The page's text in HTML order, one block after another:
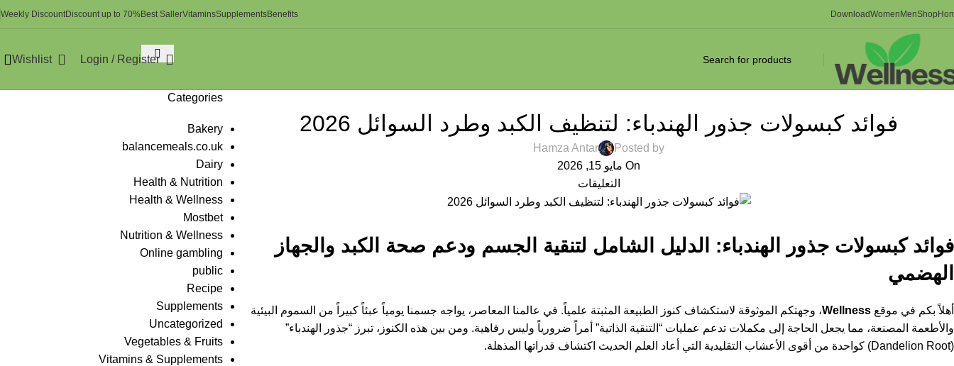
Shop
Men
Women
Download
Benefits
Supplements
Vitamins
Best Saller
Discount up to 70%
Weekly Discount
Login / Register
Wishlist
فوائد كبسولات جذور الهندباء: لتنظيف الكبد وطرد السوائل 2026
Posted by
Hamza Antar
On مايو 15, 2026
التعليقات
فوائد كبسولات جذور الهندباء: الدليل الشامل لتنقية الجسم ودعم صحة الكبد والجهاز
الهضمي
أهلاً بكم في موقع Wellness، وجهتكم الموثوقة لاستكشاف كنوز الطبيعة المثبتة علمياً. في عالمنا المعاصر، يواجه جسمنا يومياً عبئاً كبيراً من السموم البيئية
والأطعمة المصنعة، مما يجعل الحاجة إلى مكملات تدعم عمليات “التنقية الذاتية” أمراً ضرورياً وليس رفاهية. ومن بين هذه الكنوز، تبرز “جذور الهندباء”
(Dandelion Root) كواحدة من أقوى الأعشاب التقليدية التي أعاد العلم الحديث اكتشاف قدراتها المذهلة.
Categories
Bakery
balancemeals.co.uk
Dairy
Health & Nutrition
Health & Wellness
Mostbet
Nutrition & Wellness
Online gambling
public
Recipe
Supplements
Uncategorized
Vegetables & Fruits
Vitamins & Supplements